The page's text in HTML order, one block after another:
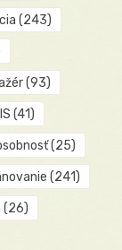
(243)
(93)
(41)
(25)
(241)
(26)